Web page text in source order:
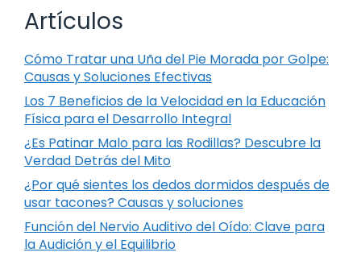
Artículos
Cómo Tratar una Uña del Pie Morada por Golpe:
Causas y Soluciones Efectivas
Los 7 Beneficios de la Velocidad en la Educación
Física para el Desarrollo Integral
¿Es Patinar Malo para las Rodillas? Descubre la
Verdad Detrás del Mito
¿Por qué sientes los dedos dormidos después de
usar tacones? Causas y soluciones
Función del Nervio Auditivo del Oído: Clave para
la Audición y el Equilibrio